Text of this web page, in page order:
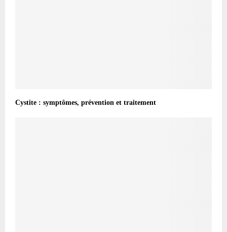
Cystite : symptômes, prévention et traitement